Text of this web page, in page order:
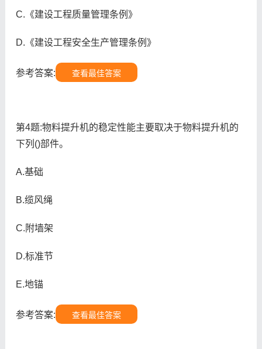
C.《建设工程质量管理条例》
D.《建设工程安全生产管理条例》
参考答案: 查看最佳答案
第4题:物料提升机的稳定性能主要取决于物料提升机的
下列()部件。
A.基础
B.缆风绳
C.附墙架
D.标准节
E.地锚
参考答案: 查看最佳答案